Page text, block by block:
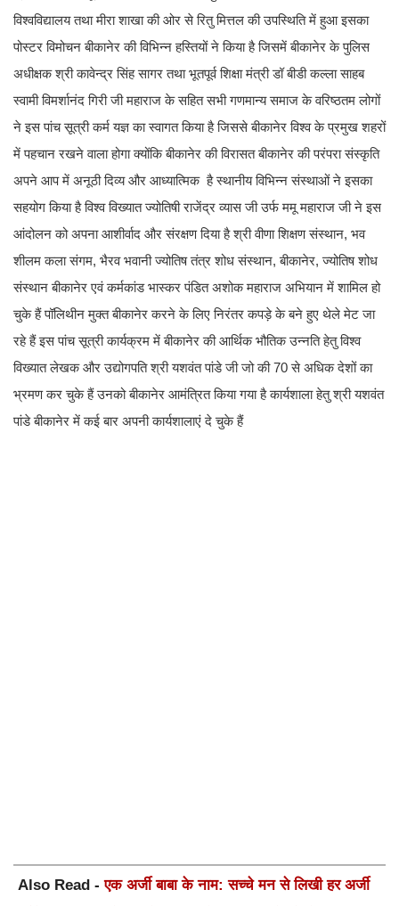
विश्वविद्यालय तथा मीरा शाखा की ओर से रितु मित्तल की उपस्थिति में हुआ इसका
पोस्टर विमोचन बीकानेर की विभिन्न हस्तियों ने किया है जिसमें बीकानेर के पुलिस
अधीक्षक श्री कावेन्द्र सिंह सागर तथा भूतपूर्व शिक्षा मंत्री डॉ बीडी कल्ला साहब
स्वामी विमर्शानंद गिरी जी महाराज के सहित सभी गणमान्य समाज के वरिष्ठतम लोगों
ने इस पांच सूत्री कर्म यज्ञ का स्वागत किया है जिससे बीकानेर विश्व के प्रमुख शहरों
में पहचान रखने वाला होगा क्योंकि बीकानेर की विरासत बीकानेर की परंपरा संस्कृति
अपने आप में अनूठी दिव्य और आध्यात्मिक है स्थानीय विभिन्न संस्थाओं ने इसका
सहयोग किया है विश्व विख्यात ज्योतिषी राजेंद्र व्यास जी उर्फ ममू महाराज जी ने इस
आंदोलन को अपना आशीर्वाद और संरक्षण दिया है श्री वीणा शिक्षण संस्थान, भव
शीलम कला संगम, भैरव भवानी ज्योतिष तंत्र शोध संस्थान, बीकानेर, ज्योतिष शोध
संस्थान बीकानेर एवं कर्मकांड भास्कर पंडित अशोक महाराज अभियान में शामिल हो
चुके हैं पॉलिथीन मुक्त बीकानेर करने के लिए निरंतर कपड़े के बने हुए थेले मेट जा
रहे हैं इस पांच सूत्री कार्यक्रम में बीकानेर की आर्थिक भौतिक उन्नति हेतु विश्व
विख्यात लेखक और उद्योगपति श्री यशवंत पांडे जी जो की 70 से अधिक देशों का
भ्रमण कर चुके हैं उनको बीकानेर आमंत्रित किया गया है कार्यशाला हेतु श्री यशवंत
पांडे बीकानेर में कई बार अपनी कार्यशालाएं दे चुके हैं
Also Read -एक अर्जी बाबा के नाम: सच्चे मन से लिखी हर अर्जी